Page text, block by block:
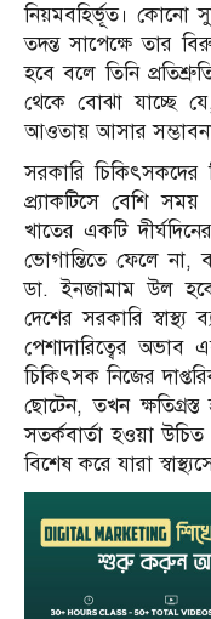
নিয়মবহির্ভূত। কোনো
তদন্ত সাপেক্ষে তার
হবে বলে তিনি
থেকে বোঝা যাচ্ছে
আওতায় আসার
সরকারি চিকিৎসকদের
প্র্যাকটিসে বেশি
খাতের একটি
ভোগান্তিতে ফেলে না,
ডা. ইনজামাম উল
দেশের সরকারি স্বাস্থ্য
পেশাদারিত্বের
চিকিৎসক নিজের
ছোটেন, তখন
সতর্কবার্তা হওয়া
বিশেষ করে যারা